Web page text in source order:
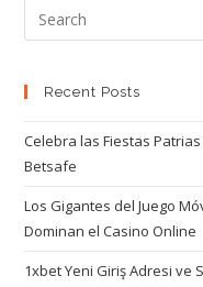
Recent Posts
Celebra las Fiestas
Betsafe
Los Gigantes del Juego
Dominan el Casino Online
1xbet Yeni Giriş Adresi ve